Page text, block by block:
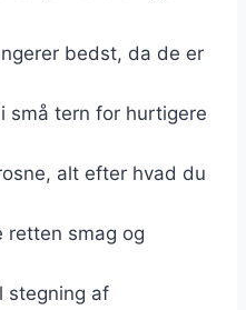
bedst, da de er
små tern for hurtigere
alt efter hvad du
retten smag og
stegning af